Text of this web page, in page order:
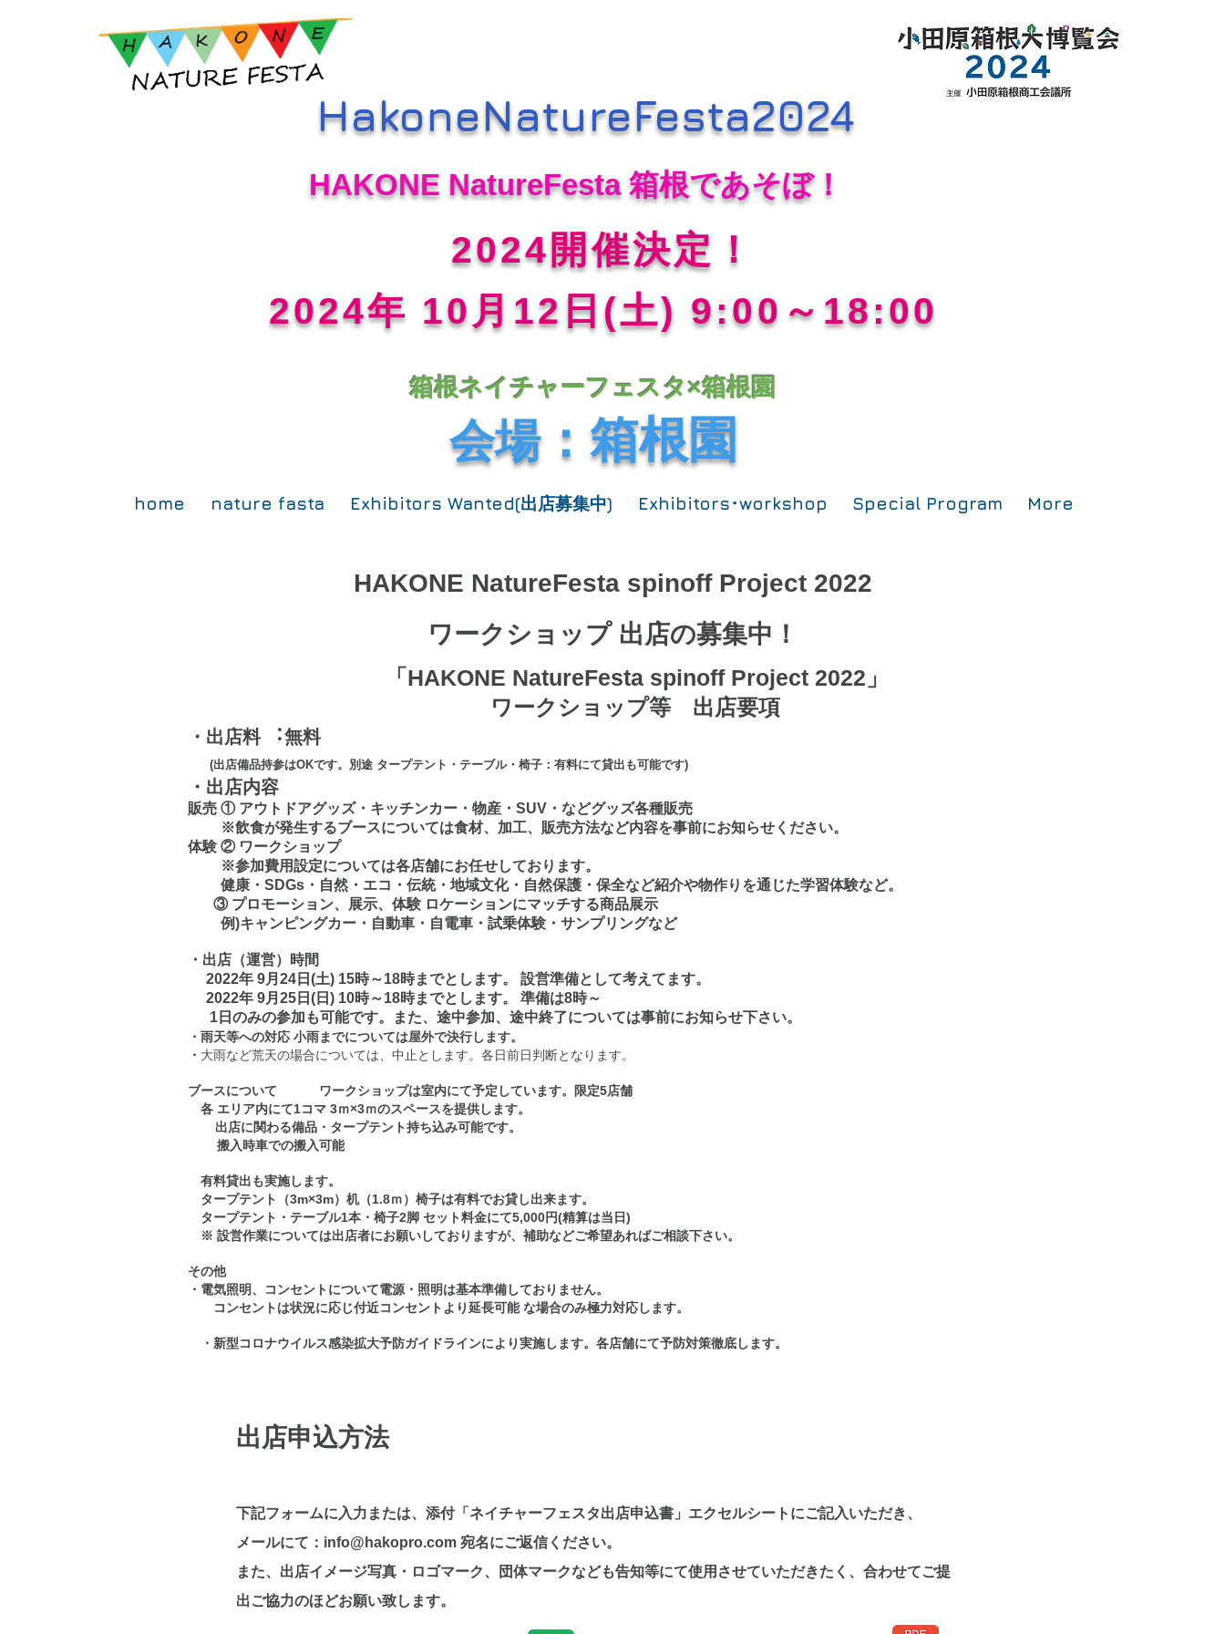
HakoneNatureFesta2024
HAKONE NatureFesta 箱根であそぼ！
2024開催決定！
2024年 10月12日(土) 9:00～18:00
箱根ネイチャーフェスタ×箱根園
会場：箱根園
home nature fasta Exhibitors Wanted(出店募集中) Exhibitors･workshop Special Program More
HAKONE NatureFesta spinoff Project 2022
ワークショップ 出店の募集中！
「HAKONE NatureFesta spinoff Project 2022」
ワークショップ等 出店要項
・出店料 ︓無料
(出店備品持参はOKです。別途 タープテント・テーブル・椅子：有料にて貸出も可能です)
・出店内容
販売 ① アウトドアグッズ・キッチンカー・物産・SUV・などグッズ各種販売
※飲食が発生するブースについては食材、加工、販売方法など内容を事前にお知らせください。
体験 ② ワークショップ
※参加費用設定については各店舗にお任せしております。
健康・SDGs・自然・エコ・伝統・地域文化・自然保護・保全など紹介や物作りを通じた学習体験など。
③ プロモーション、展示、体験 ロケーションにマッチする商品展示
例)キャンピングカー・自動車・自電車・試乗体験・サンプリングなど
・出店（運営）時間
2022年 9月24日(土) 15時～18時までとします。 設営準備として考えてます。
2022年 9月25日(日) 10時～18時までとします。 準備は8時～
1日のみの参加も可能です。また、途中参加、途中終了については事前にお知らせ下さい。
・雨天等への対応 小雨までについては屋外で決行します。
・ 大雨など荒天の場合については、中止とします。各日前日判断となります。
ブースについて ワークショップは室内にて予定しています。限定5店舗
各 エリア内にて1コマ 3ｍ×3ｍのスペースを提供します。
出店に関わる備品・ タープテント持ち込み可能です。
搬入時車での搬入可能
有料貸出も実施します。
タープテント（3m×3m）机（1.8ｍ）椅子は有料でお貸し出来ます。
タープテント・テーブル1本・椅子2脚 セット料金にて5,000円(精算は当日)
※ 設営作業については出店者にお願いしておりますが、補助などご希望あればご相談下さい。
その他
・電気照明、コンセントについて電源・ 照明は基本準備しておりません。
コンセントは状況に応じ付近コンセントより延長可能 な場合のみ極力対応します。
・新型コロナウイルス感染拡大予防ガイドラインにより実施します。各店舗にて予防対策徹底します。
出店申込方法
下記フォームに入力または、添付「ネイチャーフェスタ出店申込書」エクセルシートにご記入いただき、
メールにて：info@hakopro.com 宛名にご返信ください。
また、出店イメージ写真・ロゴマーク、団体マークなども告知等にて使用させていただきたく、合わせてご提
出ご協力のほどお願い致します。